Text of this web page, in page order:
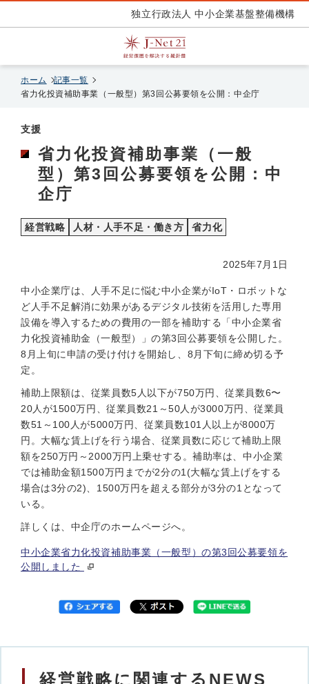
独立行政法人 中小企業基盤整備機構
ホーム
記事一覧
省力化投資補助事業（一般型）第3回公募要領を公開：中企庁
支援
省力化投資補助事業（一般
型）第3回公募要領を公開：中
企庁
経営戦略 人材・人手不足・働き方 省力化
2025年7月1日
中小企業庁は、人手不足に悩む中小企業がIoT・ロボットな
ど人手不足解消に効果があるデジタル技術を活用した専用
設備を導入するための費用の一部を補助する「中小企業省
力化投資補助金（一般型）」の第3回公募要領を公開した。
8月上旬に申請の受け付けを開始し、8月下旬に締め切る予
定。
補助上限額は、従業員数5人以下が750万円、従業員数6〜
20人が1500万円、従業員数21～50人が3000万円、従業員
数51～100人が5000万円、従業員数101人以上が8000万
円。大幅な賃上げを行う場合、従業員数に応じて補助上限
額を250万円～2000万円上乗せする。補助率は、中小企業
では補助金額1500万円までが2分の1(大幅な賃上げをする
場合は3分の2)、1500万円を超える部分が3分の1となって
いる。
詳しくは、中企庁のホームページへ。
中小企業省力化投資補助事業（一般型）の第3回公募要領を
公開しました
経営戦略に関連するNEWS